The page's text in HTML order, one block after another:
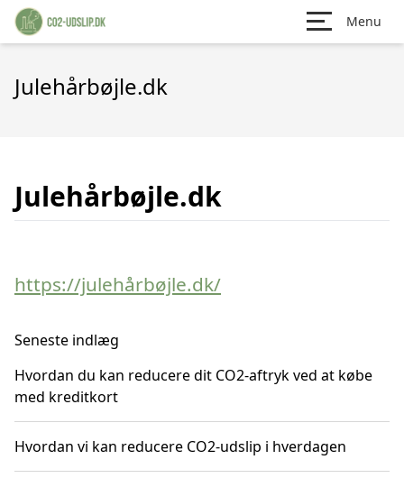
Menu
Julehårbøjle.dk
Julehårbøjle.dk
https://julehårbøjle.dk/
Seneste indlæg
Hvordan du kan reducere dit CO2-aftryk ved at købe
med kreditkort
Hvordan vi kan reducere CO2-udslip i hverdagen